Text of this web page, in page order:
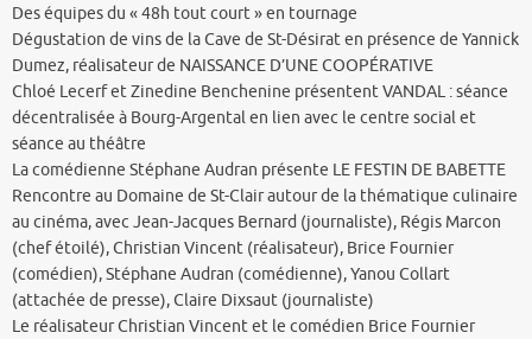
Des équipes du « 48h tout court » en tournage
Dégustation de vins de la Cave de St-Désirat en présence de Yannick
Dumez, réalisateur de NAISSANCE D’UNE COOPÉRATIVE
Chloé Lecerf et Zinedine Benchenine présentent VANDAL : séance
décentralisée à Bourg-Argental en lien avec le centre social et
séance au théâtre
La comédienne Stéphane Audran présente LE FESTIN DE BABETTE
Rencontre au Domaine de St-Clair autour de la thématique culinaire
au cinéma, avec Jean-Jacques Bernard (journaliste), Régis Marcon
(chef étoilé), Christian Vincent (réalisateur), Brice Fournier
(comédien), Stéphane Audran (comédienne), Yanou Collart
(attachée de presse), Claire Dixsaut (journaliste)
Le réalisateur Christian Vincent et le comédien Brice Fournier